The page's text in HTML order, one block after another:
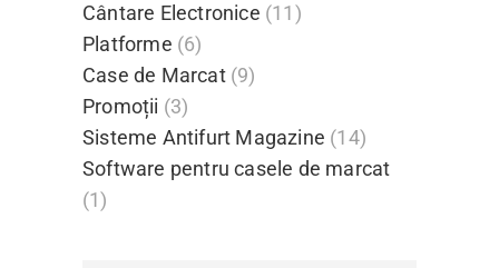
Cântare Electronice (11)
Platforme (6)
Case de Marcat (9)
Promoții (3)
Sisteme Antifurt Magazine (14)
Software pentru casele de marcat
(1)